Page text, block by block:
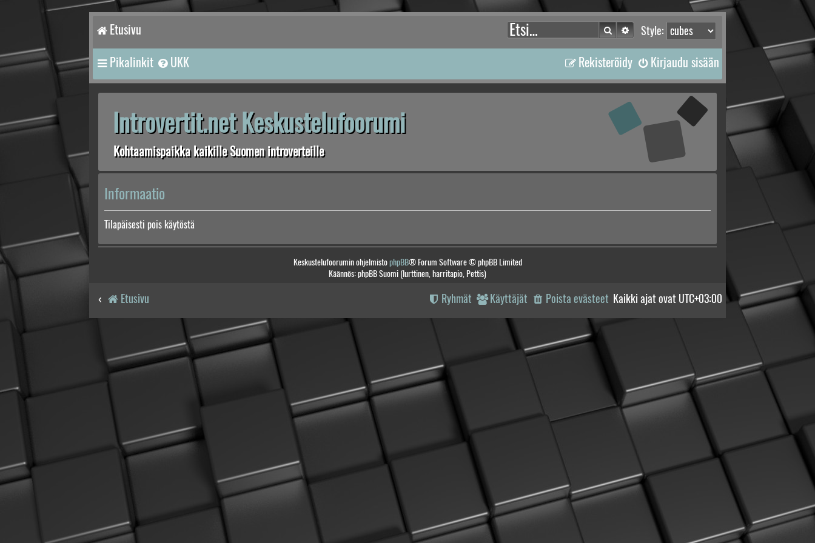
Etusivu Style:
Etsi Tarkennettu haku
Pikalinkit UKK Kirjaudu sisään
Rekisteröidy
Introvertit.net Keskustelufoorumi
Kohtaamispaikka kaikille Suomen introverteille
Informaatio
Tilapäisesti pois käytöstä
Keskustelufoorumin ohjelmistophpBB® Forum Software © phpBB Limited
Käännös: phpBB Suomi (lurttinen, harritapio, Pettis)
Etusivu Kaikki ajat ovat UTC+03:00
Poista evästeet
Käyttäjät
Ryhmät